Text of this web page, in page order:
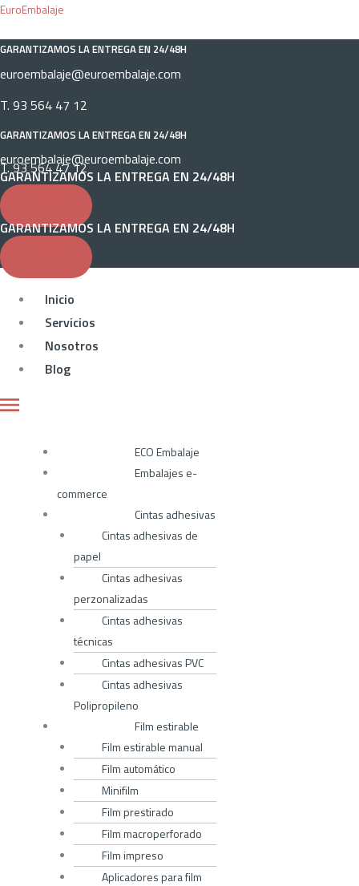
Ir
contenido
EuroEmbalaje
GARANTIZAMOS LA ENTREGA EN 24/48H
euroembalaje@euroembalaje.com
T. 93 564 47 12
GARANTIZAMOS LA ENTREGA EN 24/48H
euroembalaje@euroembalaje.com
T. 93 564 47 12
GARANTIZAMOS LA ENTREGA EN 24/48H
GARANTIZAMOS LA ENTREGA EN 24/48H
Menú
Inicio
Servicios
Nosotros
Blog
ECO Embalaje
Embalajes e-
commerce
Cintas adhesivas
Cintas adhesivas de
papel
Cintas adhesivas
perzonalizadas
Cintas adhesivas
técnicas
Cintas adhesivas PVC
Cintas adhesivas
Polipropileno
Film estirable
Film estirable manual
Film automático
Minifilm
Film prestirado
Film macroperforado
Film impreso
Aplicadores para film
Menú